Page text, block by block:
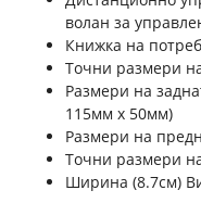
волан за
Книжка на
Точни размери
Размери на
115мм х 50мм)
Pазмери на
Точни размери
Ширина (8.7см)